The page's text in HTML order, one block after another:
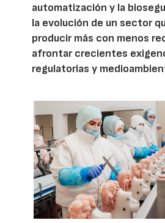
automatización y la
la evolución de un sector
producir más con menos
afrontar crecientes
regulatorias y